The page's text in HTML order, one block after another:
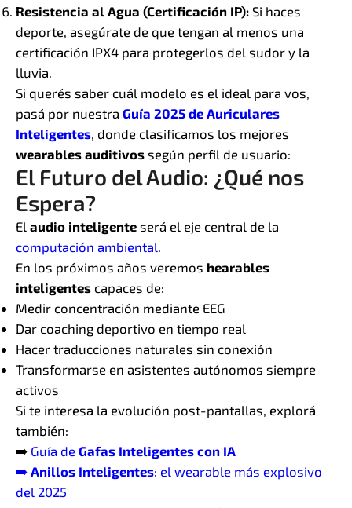
Resistencia al Agua (Certificación IP): Si haces
deporte, asegúrate de que tengan al menos una
certificación IPX4 para protegerlos del sudor y la
lluvia.
Si querés saber cuál modelo es el ideal para vos,
pasá por nuestra Guía 2025 de Auriculares
Inteligentes, donde clasificamos los mejores
wearables auditivos según perfil de usuario:
El Futuro del Audio: ¿Qué nos
Espera?
El audio inteligente será el eje central de la
computación ambiental.
En los próximos años veremos hearables
inteligentes capaces de:
Medir concentración mediante EEG
Dar coaching deportivo en tiempo real
Hacer traducciones naturales sin conexión
Transformarse en asistentes autónomos siempre
activos
Si te interesa la evolución post-pantallas, explorá
también:
➡️ Guía de Gafas Inteligentes con IA
➡️ Anillos Inteligentes: el wearable más explosivo
del 2025